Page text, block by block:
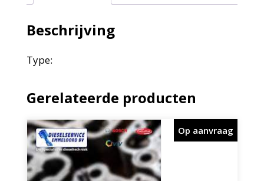
Beschrijving
Type:
Gerelateerde producten
Op aanvraag